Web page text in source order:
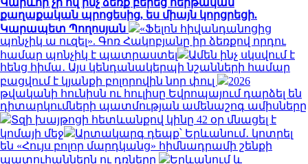
քաղաքական պրոցեսից, ես միայն կորցրեցի.
Կարապետ Պողոսյան
«Ֆելոն հիվանդանոցից
պոնչիկ ա ուզել». Գոռ Հակոբյանը իր ձեռքով որդու
համար պոնչիկ է պատրաստել
Ամեն ինչ սկսվում է
հենց հիմա․ Այս կենդանակերպի նշանների համար
բացվում է կյանքի բոլորովին նոր փուլ
2026
թվականի հունիսն ու հուլիսը Եվրոպայում դարձել են
դիտարկումների պատմության ամենաշոգ ամիսները
Տզի խայթոցի հետևանքով կինը 42 օր մնացել է
կոմայի մեջ
Արտակարգ դեպք՝ Երևանում․ կոտրել
են «Հույս բոլոր մարդկանց» հիմնադրամի շենքի
պատուհաններն ու դռները
Երևանում և